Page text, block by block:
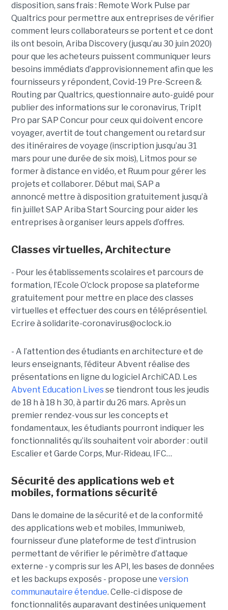
disposition, sans frais : Remote Work Pulse par
Qualtrics pour permettre aux entreprises de vérifier
comment leurs collaborateurs se portent et ce dont
ils ont besoin, Ariba Discovery (jusqu’au 30 juin 2020)
pour que les acheteurs puissent communiquer leurs
besoins immédiats d’approvisionnement afin que les
fournisseurs y répondent, Covid-19 Pre-Screen &
Routing par Qualtrics, questionnaire auto-guidé pour
publier des informations sur le coronavirus, TripIt
Pro par SAP Concur pour ceux qui doivent encore
voyager, avertit de tout changement ou retard sur
des itinéraires de voyage (inscription jusqu’au 31
mars pour une durée de six mois), Litmos pour se
former à distance en vidéo, et Ruum pour gérer les
projets et collaborer. Début mai, SAP a
annoncé mettre à disposition gratuitement jusqu’à
fin juillet SAP Ariba Start Sourcing pour aider les
entreprises à organiser leurs appels d’offres.
Classes virtuelles, Architecture
- Pour les établissements scolaires et parcours de
formation, l’Ecole O’clock propose sa plateforme
gratuitement pour mettre en place des classes
virtuelles et effectuer des cours en téléprésentiel.
Ecrire à solidarite-coronavirus@oclock.io
- A l’attention des étudiants en architecture et de
leurs enseignants, l’éditeur Abvent réalise des
présentations en ligne du logiciel ArchiCAD. Les
Abvent Education Livesse tiendront tous les jeudis
de 18 h à 18 h 30, à partir du 26 mars. Après un
premier rendez-vous sur les concepts et
fondamentaux, les étudiants pourront indiquer les
fonctionnalités qu’ils souhaitent voir aborder : outil
Escalier et Garde Corps, Mur-Rideau, IFC…
Sécurité des applications web et
mobiles, formations sécurité
Dans le domaine de la sécurité et de la conformité
des applications web et mobiles, Immuniweb,
fournisseur d’une plateforme de test d’intrusion
permettant de vérifier le périmètre d’attaque
externe - y compris sur les API, les bases de données
et les backups exposés - propose une version
communautaire étendue. Celle-ci dispose de
fonctionnalités auparavant destinées uniquement